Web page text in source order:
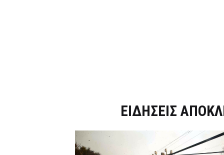
ΕΙΔΗΣΕΙΣ